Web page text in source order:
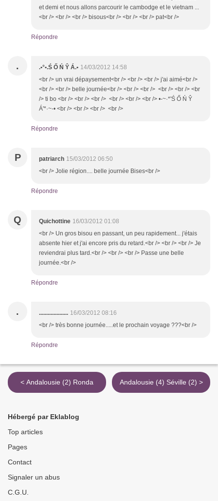
et demi et nous allons parcourir le cambodge et le vietnam ...
<br /> <br /> <br /> bisous<br /> <br /> <br /> pat<br />
Répondre
. .•°•.Ś Ő Ń Ŷ Á.• 14/03/2012 14:58
<br /> un vrai dépaysement<br /> <br /> <br /> j'ai aimé<br />
<br /> <br /> belle journée<br /> <br /> <br /> <br /> <br /> <br
/> ti bo <br /> <br /> <br /> <br /> <br /> <br /> •-~·*'Ś Ő Ń Ŷ
Á'*·~-• <br /> <br /> <br /> <br />
Répondre
P patriarch 15/03/2012 06:50
<br /> Jolie région.... belle journée Bises<br />
Répondre
Q Quichottine 16/03/2012 01:08
<br /> Un gros bisou en passant, un peu rapidement... j'étais
absente hier et j'ai encore pris du retard.<br /> <br /> <br /> Je
reviendrai plus tard.<br /> <br /> <br /> Passe une belle
journée.<br />
Répondre
. .................... 16/03/2012 08:16
<br /> très bonne journée.....et le prochain voyage ???<br />
Répondre
< Andalousie (2) Ronda Andalousie (4) Séville (2) >
Hébergé par Eklablog
Top articles
Pages
Contact
Signaler un abus
C.G.U.